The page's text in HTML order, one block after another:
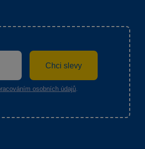
Chci slevy
osobních údajů